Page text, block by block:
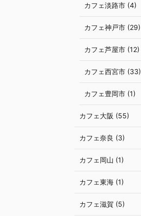
カフェ淡路市 (4)
カフェ神戸市 (29)
カフェ芦屋市 (12)
カフェ西宮市 (33)
カフェ豊岡市 (1)
カフェ大阪 (55)
カフェ奈良 (3)
カフェ岡山 (1)
カフェ東海 (1)
カフェ滋賀 (5)